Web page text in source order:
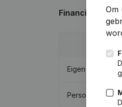
Financiële
Eigen vermogen
Personeel
Om